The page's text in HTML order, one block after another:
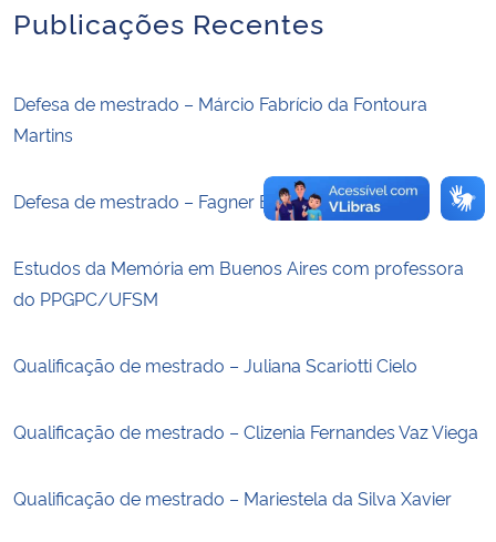
Publicações Recentes
Defesa de mestrado – Márcio Fabrício da Fontoura
Martins
Defesa de mestrado – Fagner Bicca dos Santos
Estudos da Memória em Buenos Aires com professora
do PPGPC/UFSM
Qualificação de mestrado – Juliana Scariotti Cielo
Qualificação de mestrado – Clizenia Fernandes Vaz Viega
Qualificação de mestrado – Mariestela da Silva Xavier